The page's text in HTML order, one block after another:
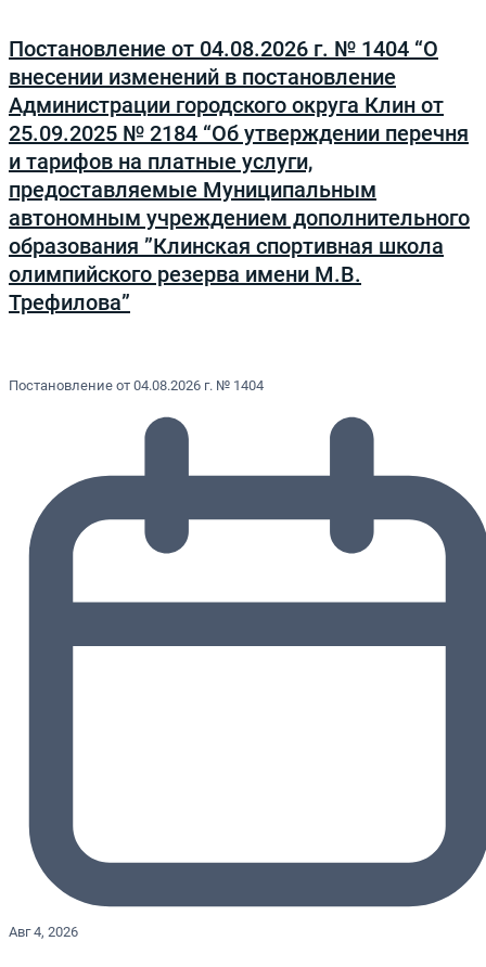
Постановление от 04.08.2026 г. № 1404 “О
внесении изменений в постановление
Администрации городского округа Клин от
25.09.2025 № 2184 “Об утверждении перечня
и тарифов на платные услуги,
предоставляемые Муниципальным
автономным учреждением дополнительного
образования ”Клинская спортивная школа
олимпийского резерва имени М.В.
Трефилова”
Постановление от 04.08.2026 г. № 1404
Авг 4, 2026